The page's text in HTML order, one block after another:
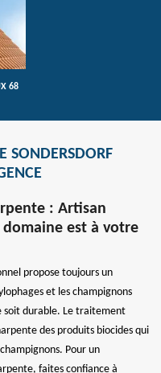
68
SONDERSDORF
: Artisan
est à votre
propose toujours un
et les champignons
soit durable. Le traitement
des produits biocides qui
Pour un
faites confiance à